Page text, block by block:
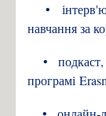
• інтерв'ю
навчання за
• подкаст,
програмі